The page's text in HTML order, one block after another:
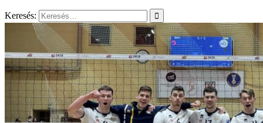
Keresés: